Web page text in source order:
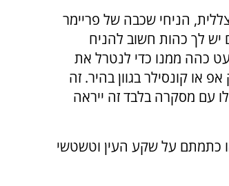
הניחי שכבה של פריימר
יש לך כהות חשוב להניח
כהה ממנו כדי לנטרל את
או קונסילר בגוון בהיר. זה
עם מסקרה בלבד זה ייראה
כתמתם על שקע העין וטשטשי